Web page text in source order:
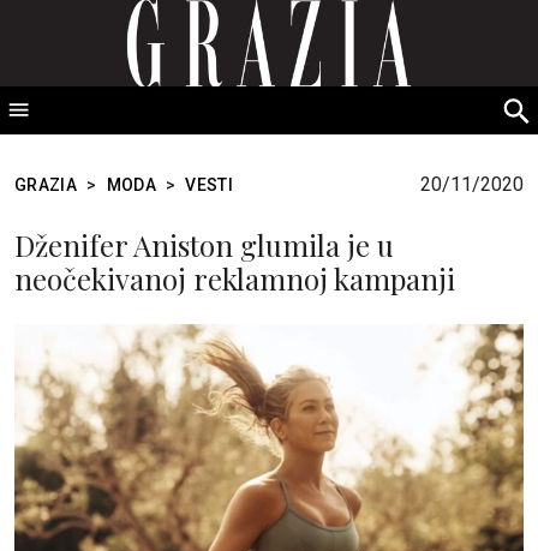
GRAZIA Srbija
GRAZIA > MODA > VESTI 20/11/2020
Dženifer Aniston glumila je u
neočekivanoj reklamnoj kampanji